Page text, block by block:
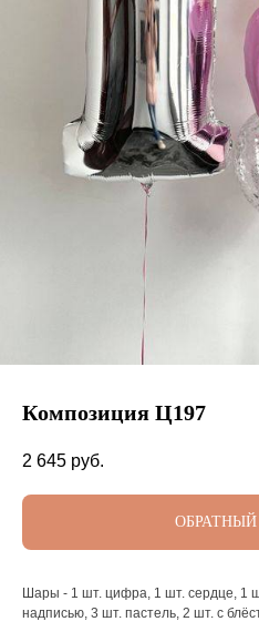
Композиция Ц197
2 645 руб.
Шары - 1 шт. цифра, 1 шт. сердце, 1
надписью, 3 шт. пастель, 2 шт. с